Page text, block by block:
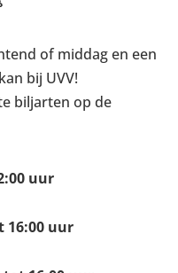
of middag en een
bij UVV!
biljarten op de
uur
16:00 uur